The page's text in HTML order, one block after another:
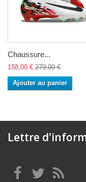
Chaussure...
158,00 € 279,00 €
Ajouter au panier
Lettre